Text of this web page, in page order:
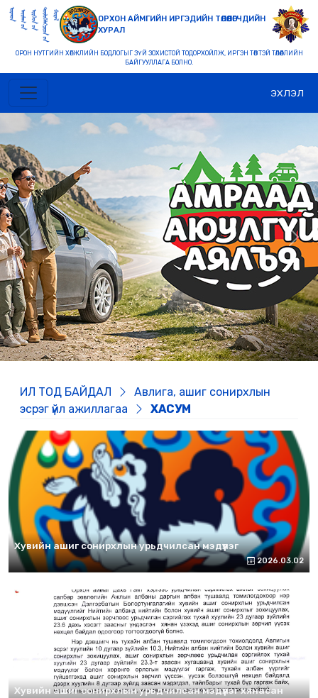
ОРХОН АЙМГИЙН ИРГЭДИЙН ТӨЛӨӨЛӨГЧДИЙН
ХУРАЛ
ОРОН НУТГИЙН ХӨГЖЛИЙН БОДЛОГЫГ ЗҮЙ ЗОХИСТОЙ ТОДОРХОЙЛЖ, ИРГЭН ТӨВТЭЙ ТӨЛӨӨЛЛИЙН
БАЙГУУЛЛАГА БОЛНО.
ЭХЛЭЛ
Previous Next
ИЛ ТОД БАЙДАЛ
Авлига, ашиг сонирхлын
эсрэг үйл ажиллагаа
ХАСУМ
Хувийн ашиг сонирхлын урьдчилсан мэдүүлэг
2026.03.02
Хувийн ашиг сонирхлын урьдчилсан мэдүүлэг хянасан